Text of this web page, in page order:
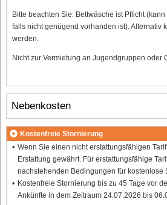
Bitte beachten Sie: Bettwäsche ist Pflicht
falls nicht genügend vorhanden ist). Alternativ
werden.
Nicht zur Vermietung an Jugendgruppen oder
Nebenkosten
Kostenfreie Stornierung
Wenn Sie einen nicht erstattungsfähigen
Erstattung gewährt. Für erstattungsfähige
nachstehenden Bedingungen für kostenlose
Kostenfreie Stornierung bis zu 45 Tage vor
Ankünfte in dem Zeitraum 24.07.2026 bis